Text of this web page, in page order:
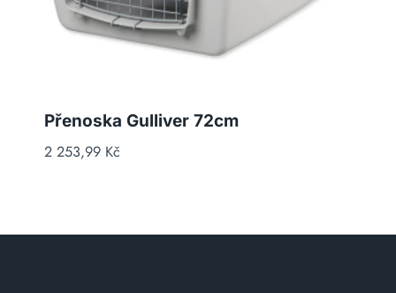
Přenoska Gulliver 72cm
2 253,99 Kč